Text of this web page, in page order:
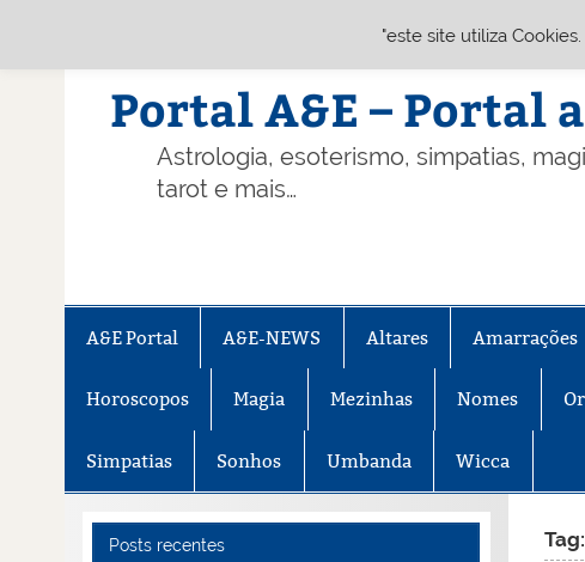
Portal A&E – Portal
Astrologia, esoterismo, simpatias,
tarot e mais…
A&E Portal A&E-NEWS Altares Amarrações
Horoscopos Magia Mezinhas Nomes
Simpatias Sonhos Umbanda Wicca
Posts recentes
"este site utiliza